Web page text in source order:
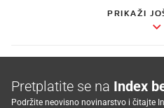
PRIKAŽI
Pretplatite se na Index
Podržite neovisno novinarstvo i čitajte